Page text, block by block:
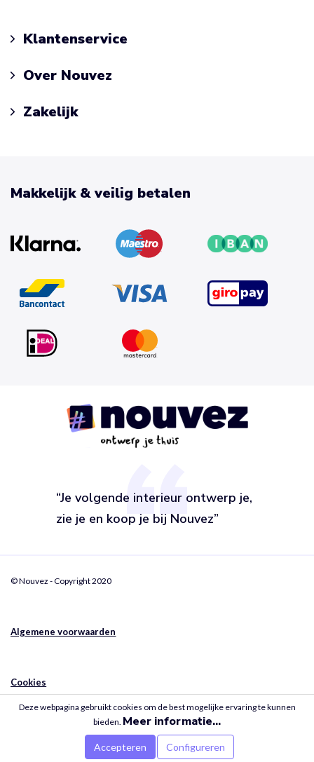
Klantenservice
Over Nouvez
Zakelijk
“Je volgende interieur ontwerp je,
zie je en koop je bij Nouvez”
Makkelijk & veilig betalen
© Nouvez - Copyright 2020
Algemene voorwaarden
Cookies
Deze webpagina gebruikt cookies om de best mogelijke ervaring te kunnen
bieden. Meer informatie...
Accepteren Configureren